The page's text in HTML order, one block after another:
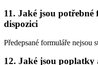
11. Jaké jsou
dispozici
Předepsané formuláře nejsou
12. Jaké jsou